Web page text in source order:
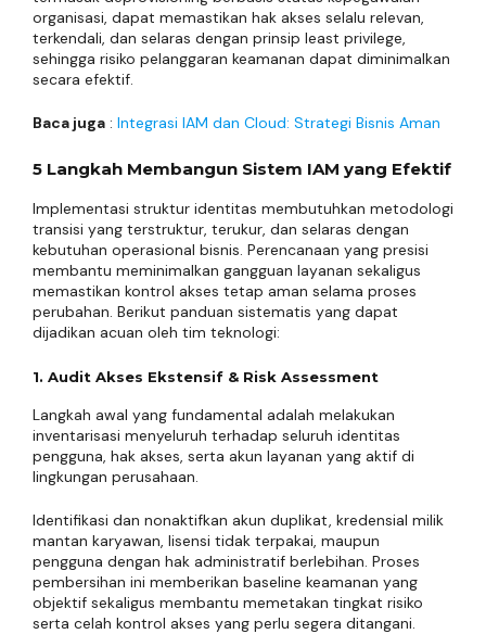
organisasi, dapat memastikan hak akses selalu relevan,
terkendali, dan selaras dengan prinsip least privilege,
sehingga risiko pelanggaran keamanan dapat diminimalkan
secara efektif.
Baca juga : Integrasi IAM dan Cloud: Strategi Bisnis Aman
5 Langkah Membangun Sistem IAM yang Efektif
Implementasi struktur identitas membutuhkan metodologi
transisi yang terstruktur, terukur, dan selaras dengan
kebutuhan operasional bisnis. Perencanaan yang presisi
membantu meminimalkan gangguan layanan sekaligus
memastikan kontrol akses tetap aman selama proses
perubahan. Berikut panduan sistematis yang dapat
dijadikan acuan oleh tim teknologi:
1. Audit Akses Ekstensif & Risk Assessment
Langkah awal yang fundamental adalah melakukan
inventarisasi menyeluruh terhadap seluruh identitas
pengguna, hak akses, serta akun layanan yang aktif di
lingkungan perusahaan.
Identifikasi dan nonaktifkan akun duplikat, kredensial milik
mantan karyawan, lisensi tidak terpakai, maupun
pengguna dengan hak administratif berlebihan. Proses
pembersihan ini memberikan baseline keamanan yang
objektif sekaligus membantu memetakan tingkat risiko
serta celah kontrol akses yang perlu segera ditangani.